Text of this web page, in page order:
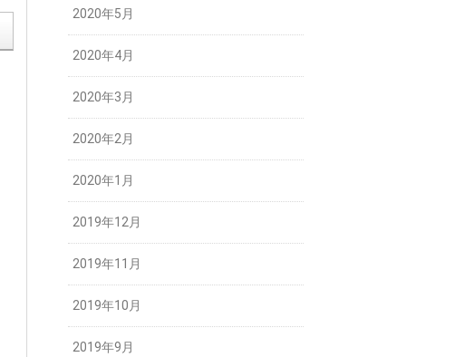
2020年5月
2020年4月
2020年3月
2020年2月
2020年1月
2019年12月
2019年11月
2019年10月
2019年9月